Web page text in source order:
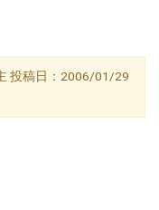
投稿日：2006/01/29